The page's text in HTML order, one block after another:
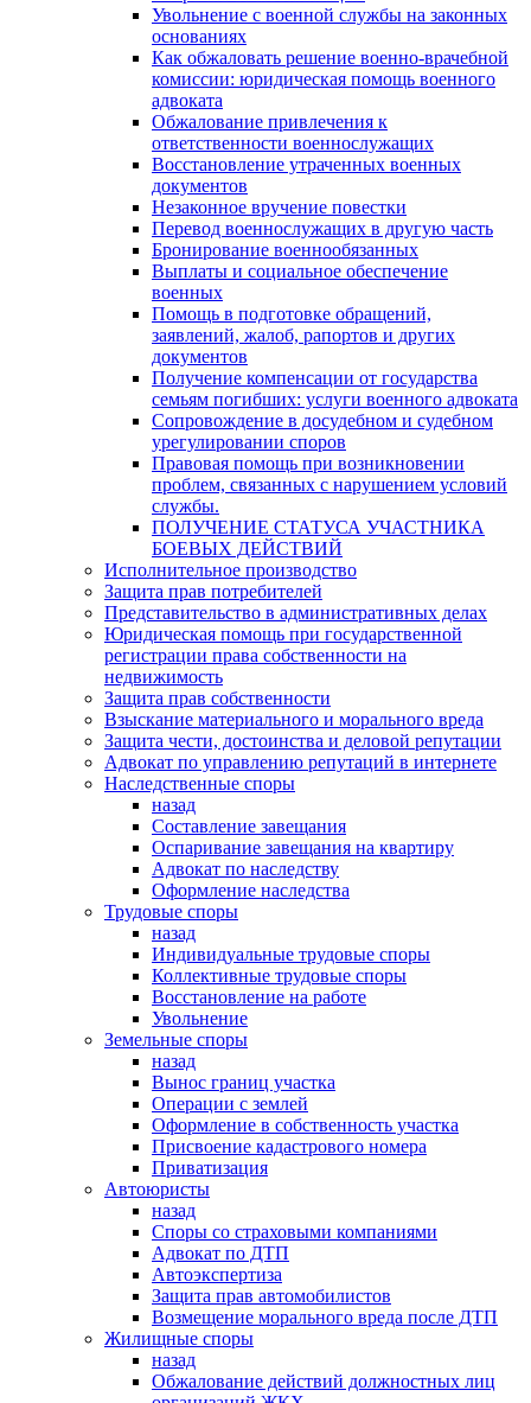
Увольнение с военной службы на законных
основаниях
Как обжаловать решение военно-врачебной
комиссии: юридическая помощь военного
адвоката
Обжалование привлечения к
ответственности военнослужащих
Восстановление утраченных военных
документов
Незаконное вручение повестки
Перевод военнослужащих в другую часть
Бронирование военнообязанных
Выплаты и социальное обеспечение
военных
Помощь в подготовке обращений,
заявлений, жалоб, рапортов и других
документов
Получение компенсации от государства
семьям погибших: услуги военного адвоката
Сопровождение в досудебном и судебном
урегулировании споров
Правовая помощь при возникновении
проблем, связанных с нарушением условий
службы.
ПОЛУЧЕНИЕ СТАТУСА УЧАСТНИКА
БОЕВЫХ ДЕЙСТВИЙ
Исполнительное производство
Защита прав потребителей
Представительство в административных делах
Юридическая помощь при государственной
регистрации права собственности на
недвижимость
Защита прав собственности
Взыскание материального и морального вреда
Защита чести, достоинства и деловой репутации
Адвокат по управлению репутаций в интернете
Наследственные споры
назад
Составление завещания
Оспаривание завещания на квартиру
Адвокат по наследству
Оформление наследства
Трудовые споры
назад
Индивидуальные трудовые споры
Коллективные трудовые споры
Восстановление на работе
Увольнение
Земельные споры
назад
Вынос границ участка
Операции с землей
Оформление в собственность участка
Присвоение кадастрового номера
Приватизация
Автоюристы
назад
Споры со страховыми компаниями
Адвокат по ДТП
Автоэкспертиза
Защита прав автомобилистов
Возмещение морального вреда после ДТП
Жилищные споры
назад
Обжалование действий должностных лиц